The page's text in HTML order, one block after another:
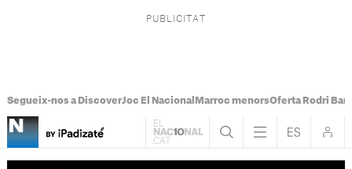
Segueix-nos a DiscoverJoc El Nacional Marroc menorsOferta Rodri